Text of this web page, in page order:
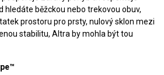
hledáte běžckou nebo trekovou obuv,
prostoru pro prsty, nulový sklon mezi
stabilitu, Altra by mohla být tou